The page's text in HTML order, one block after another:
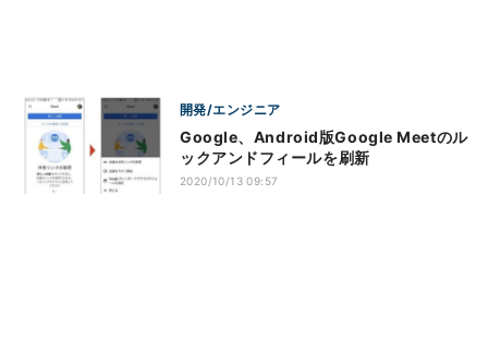
開発/エンジニア
Google、Android版Google Meetのル
ックアンドフィールを刷新
2020/10/13 09:57